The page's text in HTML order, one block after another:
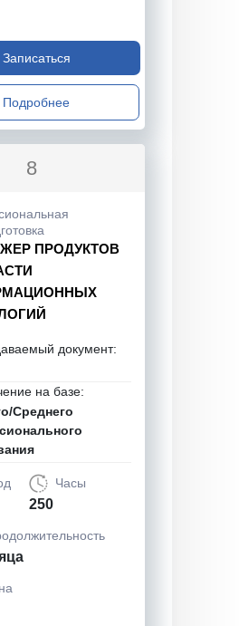
Записаться
Подробнее
8
ПРОДУКТОВ
документ:
на базе:
Среднего
Часы
250